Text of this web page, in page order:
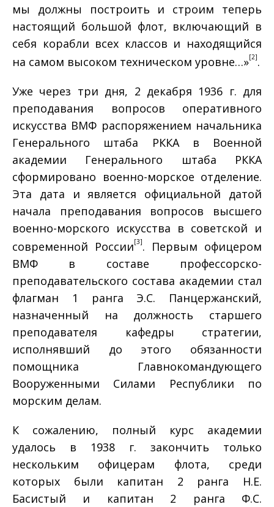
мы должны построить и строим теперь
настоящий большой флот, включающий в
себя корабли всех классов и находящийся
на самом высоком техническом уровне…»[2].
Уже через три дня, 2 декабря 1936 г. для
преподавания вопросов оперативного
искусства ВМФ распоряжением начальника
Генерального штаба РККА в Военной
академии Генерального штаба РККА
сформировано военно-морское отделение.
Эта дата и является официальной датой
начала преподавания вопросов высшего
военно-морского искусства в советской и
современной России[3]. Первым офицером
ВМФ в составе профессорско-
преподавательского состава академии стал
флагман 1 ранга Э.С. Панцержанский,
назначенный на должность старшего
преподавателя кафедры стратегии,
исполнявший до этого обязанности
помощника Главнокомандующего
Вооруженными Силами Республики по
морским делам.
К сожалению, полный курс академии
удалось в 1938 г. закончить только
нескольким офицерам флота, среди
которых были капитан 2 ранга Н.Е.
Басистый и капитан 2 ранга Ф.С.